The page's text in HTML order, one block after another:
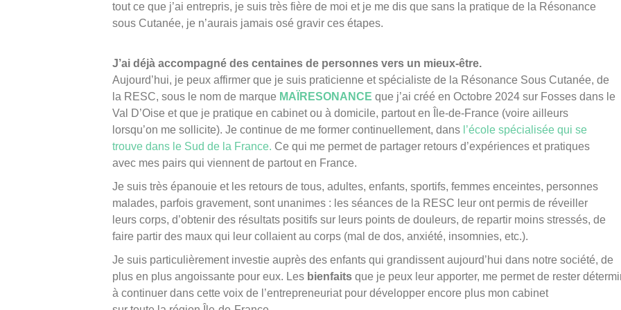
tout ce que j’ai entrepris, je suis très fière de moi et je me dis que sans la pratique de la Résonance
sous Cutanée, je n’aurais jamais osé gravir ces étapes.
J’ai déjà accompagné des centaines de personnes vers un mieux-être.
Aujourd’hui, je peux affirmer que je suis praticienne et spécialiste de la Résonance Sous Cutanée, de
la RESC, sous le nom de marque MAÏRESONANCE que j’ai créé en Octobre 2024 sur Fosses dans le
Val D’Oise et que je pratique en cabinet ou à domicile, partout en Île-de-France (voire ailleurs
lorsqu’on me sollicite). Je continue de me former continuellement, dans l’école spécialisée qui se
trouve dans le Sud de la France. Ce qui me permet de partager retours d’expériences et pratiques
avec mes pairs qui viennent de partout en France.
Je suis très épanouie et les retours de tous, adultes, enfants, sportifs, femmes enceintes, personnes
malades, parfois gravement, sont unanimes : les séances de la RESC leur ont permis de réveiller
leurs corps, d’obtenir des résultats positifs sur leurs points de douleurs, de repartir moins stressés, de
faire partir des maux qui leur collaient au corps (mal de dos, anxiété, insomnies, etc.).
Je suis particulièrement investie auprès des enfants qui grandissent aujourd’hui dans notre société, de
plus en plus angoissante pour eux. Les bienfaits que je peux leur apporter, me permet de rester
à continuer dans cette voix de l’entrepreneuriat pour développer encore plus mon cabinet